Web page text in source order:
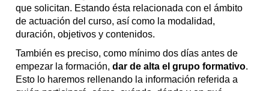
que solicitan. Estando ésta relacionada con el ámbito
de actuación del curso, así como la modalidad,
duración, objetivos y contenidos.
También es preciso, como mínimo dos días antes de
empezar la formación,dar de alta el grupo formativo.
Esto lo haremos rellenando la información referida a